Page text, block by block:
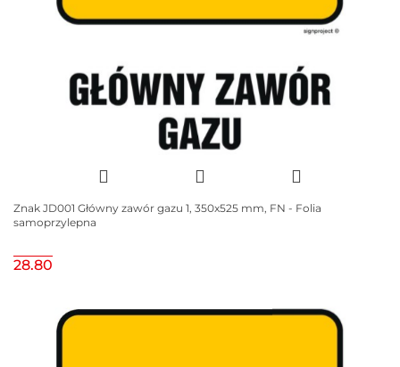
Znak JD001 Główny zawór gazu 1, 350x525 mm, FN - Folia
samoprzylepna
28.80